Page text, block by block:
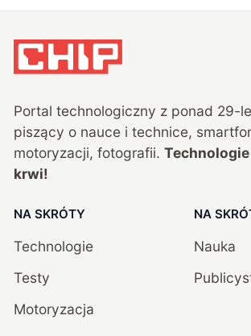
Portal technologiczny z ponad 29-
piszący o nauce i technice,
motoryzacji, fotografii.
krwi!
NA SKRÓTY
Technologie
Testy
Motoryzacja
NA
Nauka